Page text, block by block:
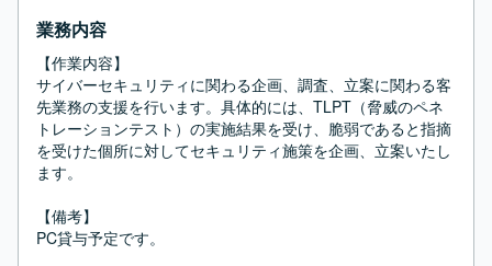
業務内容
【作業内容】
サイバーセキュリティに関わる企画、調査、立案に関わる客
先業務の支援を行います。具体的には、TLPT（脅威のペネ
トレーションテスト）の実施結果を受け、脆弱であると指摘
を受けた個所に対してセキュリティ施策を企画、立案いたし
ます。
【備考】
PC貸与予定です。